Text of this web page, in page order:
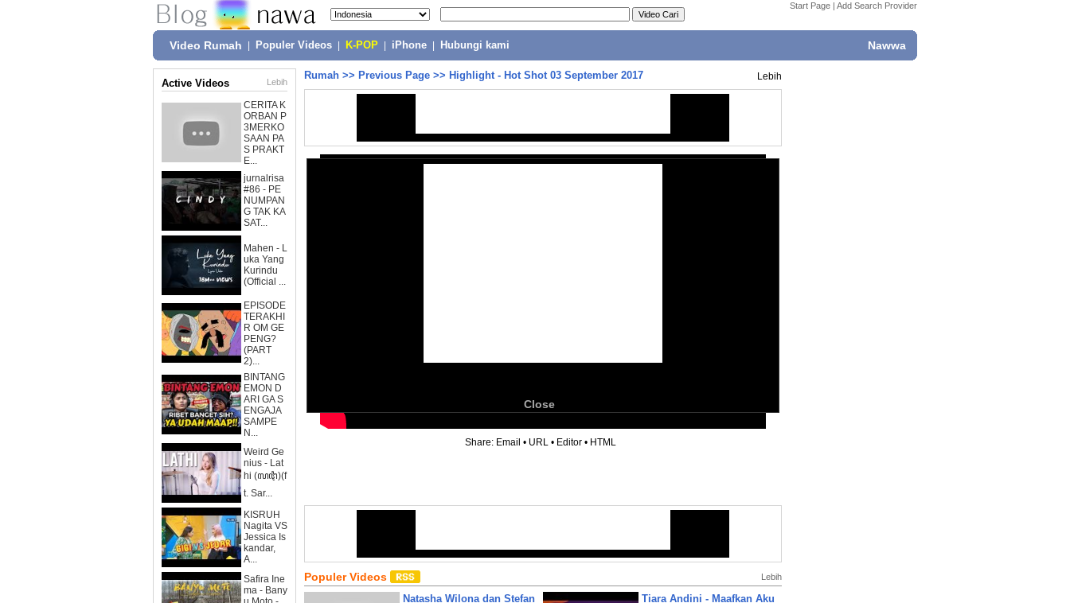
Start Page | Add Search Provider
Video Rumah Populer Videos K-POP iPhone Hubungi kami Nawwa
Active Videos Lebih
CERITA K
ORBAN P
3MERKO
SAAN PA
S PRAKT
E...
jurnalrisa
#86 - PE
NUMPAN
G TAK KA
SAT...
Mahen - L
uka Yang
Kurindu
(Official ...
EPISODE
TERAKHI
R OM GE
PENG?
(PART
2)...
BINTANG
EMON D
ARI GA S
ENGAJA
SAMPE
N...
Weird Ge
nius - Lat
hi (ꦭꦛꦶ)(f
t. Sar...
KISRUH
Nagita VS
Jessica Is
kandar,
A...
Safira Ine
ma - Bany
Rumah >> Previous Page >> Highlight - Hot Shot 03 September 2017 Lebih
Close
Share: Email • URL • Editor • HTML
Populer Videos Lebih
Natasha Wilona dan Stefan
Tiara Andini - Maafkan Aku